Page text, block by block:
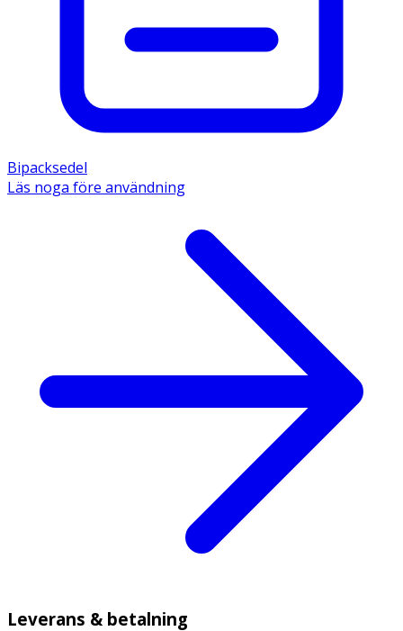
Bipacksedel
Läs noga före användning
Leverans & betalning